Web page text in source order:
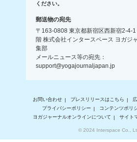
ください。
郵送物の宛先
〒163-0808 東京都新宿区西新宿2-
階 株式会社インタースペース ヨガジ
集部
メールニュース等の宛先：
support@yogajournaljapan.jp
お問い合わせ プレスリリースはこちら
プライバシーポリシー
コンテンツポリ
ヨガジャーナルオンラインについて
サイト
© 2024 Interspace Co.,